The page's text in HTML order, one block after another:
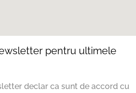
pentru ultimele
declar ca sunt de accord cu